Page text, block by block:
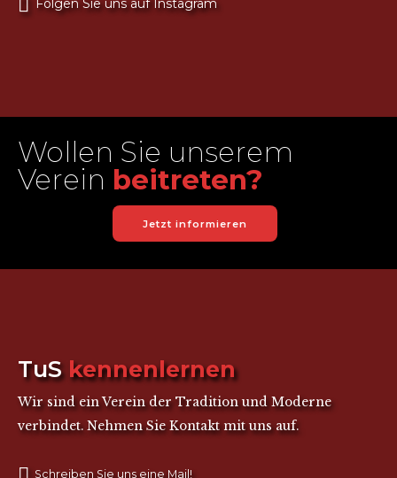
Folgen Sie uns auf Instagram
Wollen Sie unserem
Verein beitreten?
Jetzt informieren
TuS kennenlernen
Wir sind ein Verein der Tradition und Moderne
verbindet. Nehmen Sie Kontakt mit uns auf.
Schreiben Sie uns eine Mail!